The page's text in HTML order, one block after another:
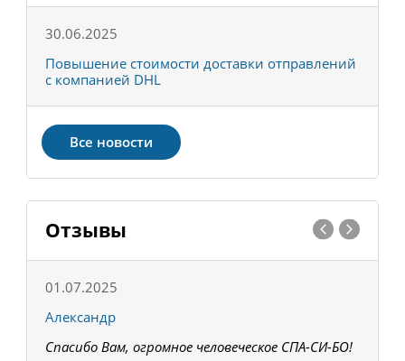
30.06.2025
Повышение стоимости доставки отправлений
с компанией DHL
Все новости
Отзывы
01.07.2025
Александр
Спасибо Вам, огромное человеческое СПА-СИ-БО!